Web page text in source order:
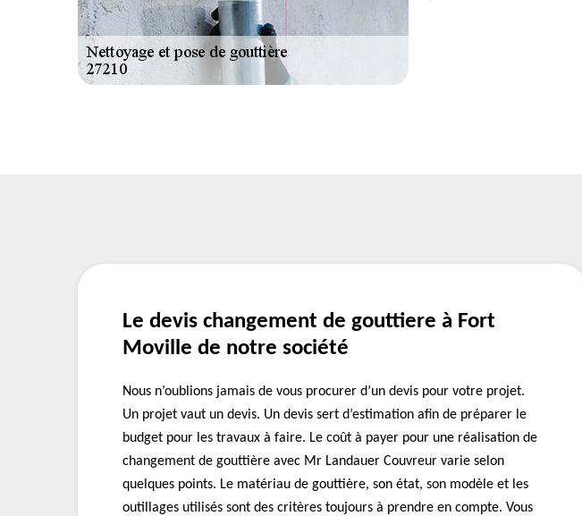
Le devis changement de gouttiere à Fort
Moville de notre société
Nous n’oublions jamais de vous procurer d’un devis pour votre projet.
Un projet vaut un devis. Un devis sert d’estimation afin de préparer le
budget pour les travaux à faire. Le coût à payer pour une réalisation de
changement de gouttière avec Mr Landauer Couvreur varie selon
quelques points. Le matériau de gouttière, son état, son modèle et les
outillages utilisés sont des critères toujours à prendre en compte. Vous